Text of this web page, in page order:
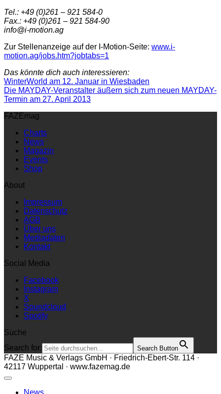
Tel.: +49 (0)261 – 921 584-0
Fax.: +49 (0)261 – 921 584-90
info@i-motion.ag
Zur Stellenanzeige auf der I-Motion-Seite: www.i-
motion.ag/jobs.htm?jobtabs=1
Das könnte dich auch interessieren:
WinterWorld am 12. Januar in Wiesbaden
Die MAYDAY-Veranstalter äußern sich zum neuen MAYDAY-
Termin am 27. April 2013
FAZEmag
Charts
News
Magazin
Events
Shop
About
Impressum
Datenschutz
AGB
Über uns
Mediadaten
Kontakt
Social Media
Facebook
Instagram
X
Soundcloud
Spotify
Suche
Search for:
Search Button
FAZE Music & Verlags GmbH · Friedrich-Ebert-Str. 114 ·
42117 Wuppertal · www.fazemag.de
News